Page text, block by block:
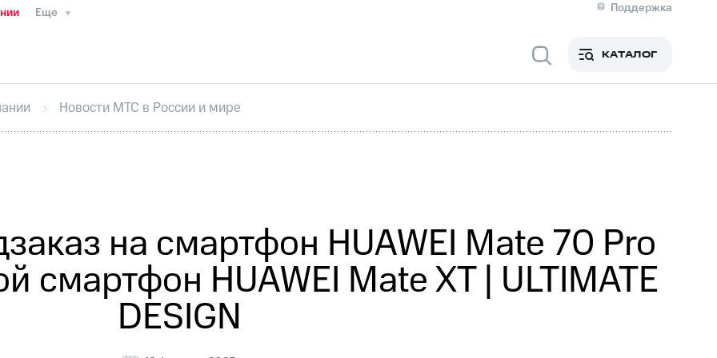
Еще
Поддержка
Медиа-центр
ИнтервьюФинансовая отчетностьКонтактыНовости в регионе
секретарьРаскрытие информации
кабинет акционераАкционерный капиталКонтроль и аудитРынок акций
КАТАЛОГ
Новости МТС в России и мире
на смартфон HUAWEI Mate 70 Pro
смартфон HUAWEI Mate XT | ULTIMATE
DESIGN